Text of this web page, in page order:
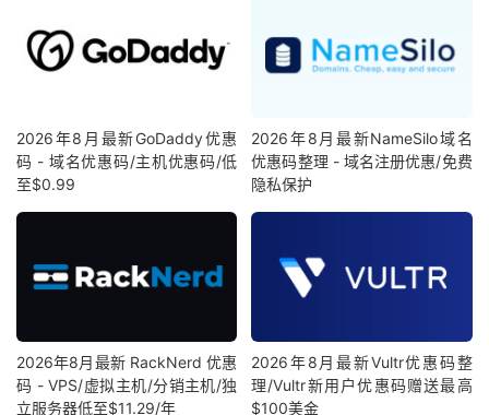
2026年8月最新GoDaddy优惠
码 - 域名优惠码/主机优惠码/低
至$0.99
2026年8月最新NameSilo域名
优惠码整理 - 域名注册优惠/免费
隐私保护
2026年8月最新 RackNerd 优惠
码 - VPS/虚拟主机/分销主机/独
立服务器低至$11.29/年
2026年8月最新Vultr优惠码整
理/Vultr新用户优惠码赠送最高
$100美金